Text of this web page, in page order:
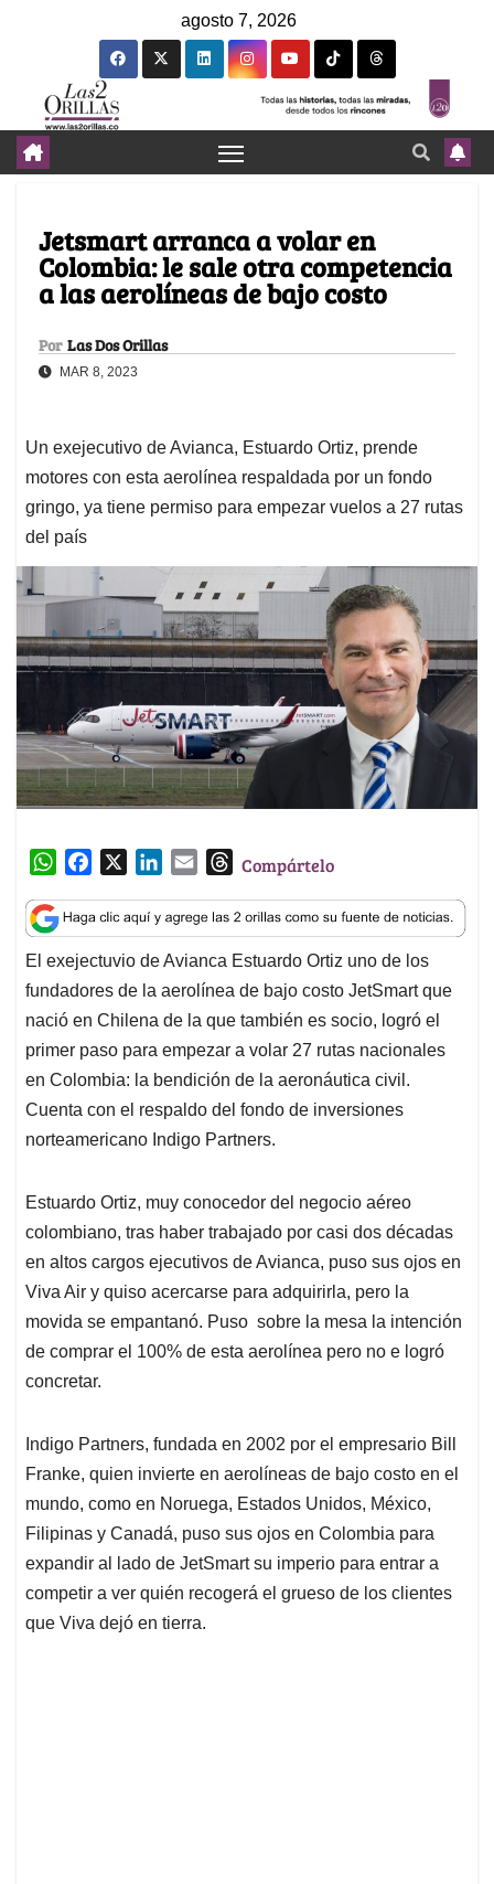
agosto 7, 2026
Jetsmart arranca a volar en
Colombia: le sale otra competencia
a las aerolíneas de bajo costo
Por Las Dos Orillas
MAR 8, 2023
Un exejecutivo de Avianca, Estuardo Ortiz, prende
motores con esta aerolínea respaldada por un fondo
gringo, ya tiene permiso para empezar vuelos a 27 rutas
del país
W
a
t
s
A
p
p
c
e
b
o
o
k
n
k
e
d
I
n
a
i
l
T
r
e
a
d
s
Compártelo
El exejectuvio de Avianca Estuardo Ortiz uno de los
fundadores de la aerolínea de bajo costo JetSmart que
nació en Chilena de la que también es socio, logró el
primer paso para empezar a volar 27 rutas nacionales
en Colombia: la bendición de la aeronáutica civil.
Cuenta con el respaldo del fondo de inversiones
norteamericano Indigo Partners.
Estuardo Ortiz, muy conocedor del negocio aéreo
colombiano, tras haber trabajado por casi dos décadas
en altos cargos ejecutivos de Avianca, puso sus ojos en
Viva Air y quiso acercarse para adquirirla, pero la
movida se empantanó. Puso sobre la mesa la intención
de comprar el 100% de esta aerolínea pero no e logró
concretar.
Indigo Partners, fundada en 2002 por el empresario Bill
Franke, quien invierte en aerolíneas de bajo costo en el
mundo, como en Noruega, Estados Unidos, México,
Filipinas y Canadá, puso sus ojos en Colombia para
expandir al lado de JetSmart su imperio para entrar a
competir a ver quién recogerá el grueso de los clientes
que Viva dejó en tierra.